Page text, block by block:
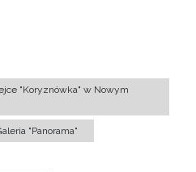
"Koryznówka" w Nowym
"Panorama"